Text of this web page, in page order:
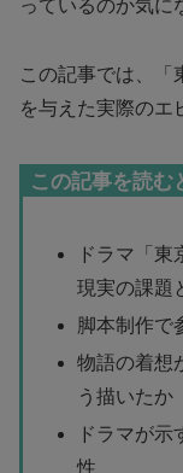
っているのか気に
この記事では、「
を与えた実際のエ
この記事を読む
ドラマ「
現実の課題
脚本制作で
物語の着想
う描いたか
ドラマが
性